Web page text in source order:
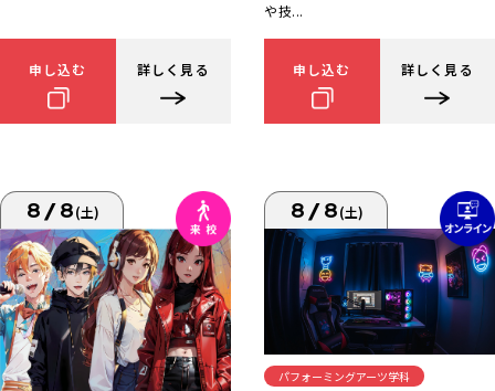
申し込む 詳しく見る
や技...
申し込む 詳しく見る
8/8(土) 8/8(土)
パフォーミングアーツ学科